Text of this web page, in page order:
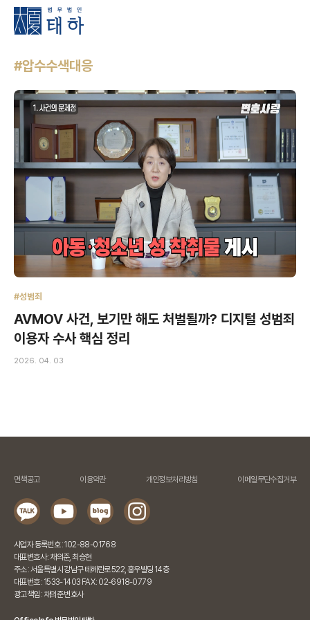
#압수수색대응
#성범죄
AVMOV 사건, 보기만 해도 처벌될까? 디지털 성범죄
이용자 수사 핵심 정리
2026. 04. 03
면책공고 이용약관 개인정보처리방침 이메일무단수집거부
사업자 등록번호 : 102-88-01768
대표변호사 : 채의준, 최승현
주소 : 서울특별시 강남구 테헤란로 522, 홍우빌딩 14층
대표번호 : 1533-1403 FAX : 02-6918-0779
광고책임 : 채의준 변호사